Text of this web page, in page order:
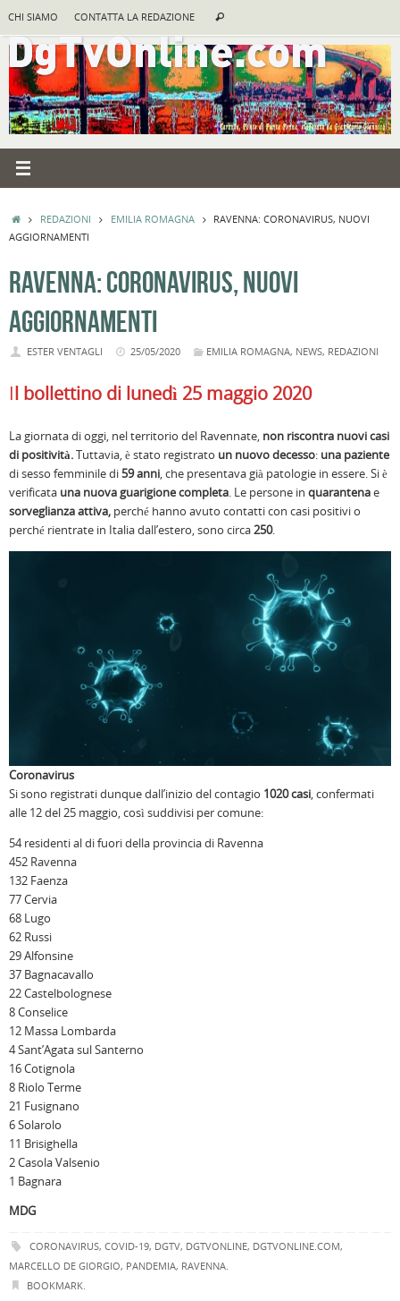
contenuto
CHI SIAMO CONTATTA LA REDAZIONE Cerca
HOMEREDAZIONI EMILIA ROMAGNA
RAVENNA: CORONAVIRUS, NUOVI
AGGIORNAMENTI
RAVENNA: CORONAVIRUS, NUOVI
AGGIORNAMENTI
ESTER VENTAGLI 25/05/2020 EMILIA ROMAGNA, NEWS, REDAZIONI
Il bollettino di lunedì 25 maggio 2020
La giornata di oggi, nel territorio del Ravennate, non riscontra nuovi casi
di positività.Tuttavia, è stato registrato un nuovo decesso: una paziente
di sesso femminile di59 anni, che presentava già patologie in essere. Si è
verificata una nuova guarigione completa. Le persone in quarantenae
sorveglianza attiva, perché hanno avuto contatti con casi positivi o
perché rientrate in Italia dall’estero, sono circa250.
Coronavirus
Si sono registrati dunque dall’inizio del contagio 1020 casi, confermati
alle 12 del 25 maggio, così suddivisi per comune:
54 residenti al di fuori della provincia di Ravenna
452 Ravenna
132 Faenza
77 Cervia
68 Lugo
62 Russi
29 Alfonsine
37 Bagnacavallo
22 Castelbolognese
8 Conselice
12 Massa Lombarda
4 Sant’Agata sul Santerno
16 Cotignola
8 Riolo Terme
21 Fusignano
6 Solarolo
11 Brisighella
2 Casola Valsenio
1 Bagnara
MDG
CORONAVIRUS, COVID-19, DGTV, DGTVONLINE, DGTVONLINE.COM,
MARCELLO DE GIORGIO, PANDEMIA, RAVENNA.
BOOKMARK.